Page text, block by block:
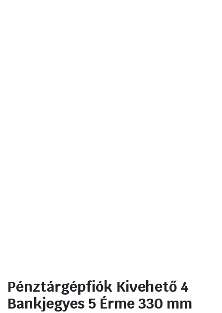
Pénztárgépfiók Kivehető 4
Bankjegyes 5 Érme 330 mm